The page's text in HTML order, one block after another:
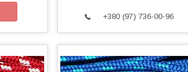
+380 (97) 736-00-96